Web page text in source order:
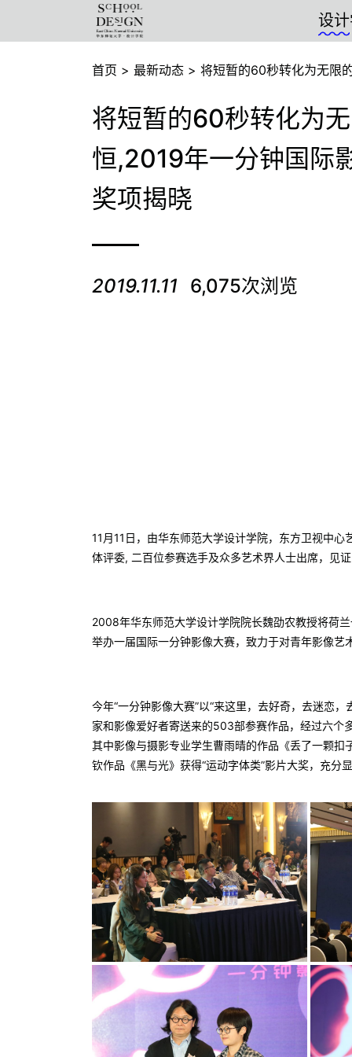
学院
首页 > 最新动态 > 将短暂的60秒转化为无限
将短暂的60秒转化为
恒,2019年一分钟国际
奖项揭晓
2019.11.11 6,075次浏览
11月11日，由华东师范大学设计学院，东方卫视中
体评委, 二百位参赛选手及众多艺术界人士出席，见
2008年华东师范大学设计学院院长魏劭农教授将荷
举办一届国际一分钟影像大赛，致力于对青年影像艺
今年“一分钟影像大赛”以“来这里，去好奇，去迷恋
家和影像爱好者寄送来的503部参赛作品，经过六个
其中影像与摄影专业学生曹雨晴的作品《丢了一颗扣
钦作品《黑与光》获得“运动字体类”影片大奖，充